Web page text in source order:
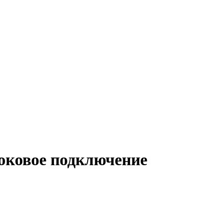
подключение